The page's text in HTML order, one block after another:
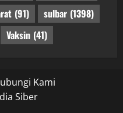
(91) sulbar (1398)
Vaksin (41)
Kami
Siber